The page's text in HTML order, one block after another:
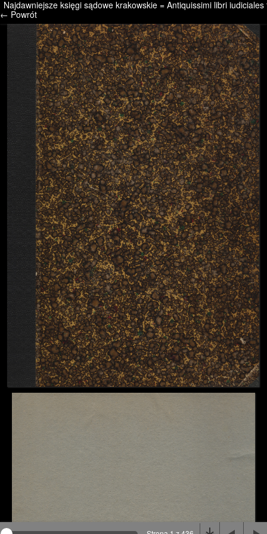
/* */ /* */ /* pliki_strona_po_stronie */
Najdawniejsze księgi sądowe krakowskie = Antiquissimi libri
← Powrót
Na stronie wykorzystywane są pliki cookie, bądź
podobne rozwiązania. Aby poznać szczegóły zapoznaj
polityką prywatności
Rozumiem